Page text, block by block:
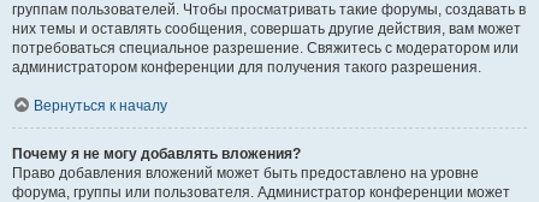
группам пользователей. Чтобы просматривать такие форумы, создавать в
них темы и оставлять сообщения, совершать другие действия, вам может
потребоваться специальное разрешение. Свяжитесь с модератором или
администратором конференции для получения такого разрешения.
Вернуться к началу
Почему я не могу добавлять вложения?
Право добавления вложений может быть предоставлено на уровне
форума, группы или пользователя. Администратор конференции может